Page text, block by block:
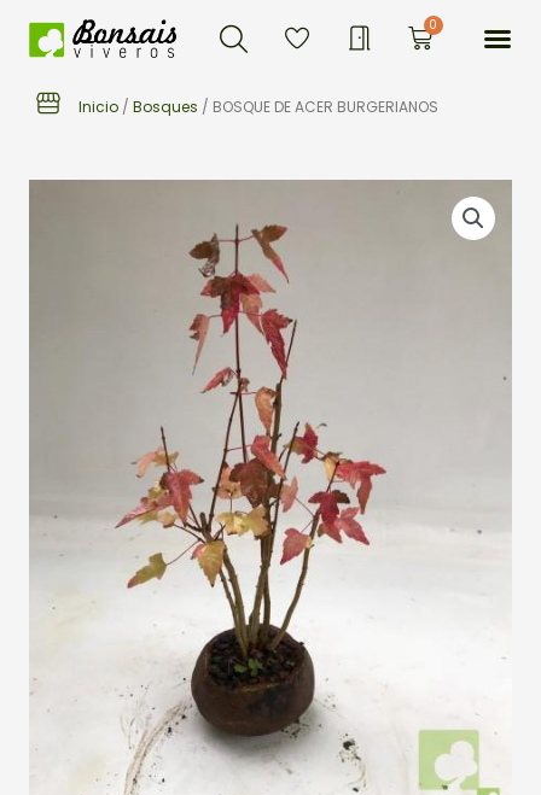
Buscar 0Carrito
Inicio / Bosques / BOSQUE DE ACER BURGERIANOS